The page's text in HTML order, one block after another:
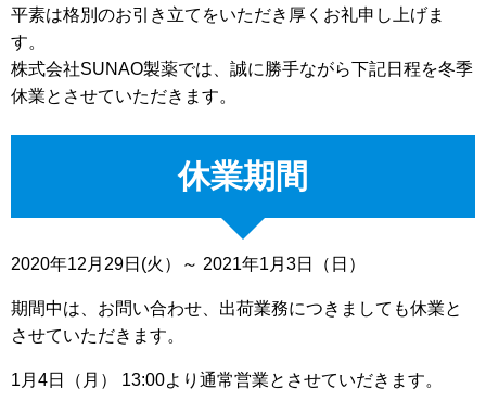
平素は格別のお引き立てをいただき厚くお礼申し上げま
す。
株式会社SUNAO製薬では、誠に勝手ながら下記日程を冬季
休業とさせていただきます。
休業期間
2020年12月29日(火）～ 2021年1月3日（日）
期間中は、お問い合わせ、出荷業務につきましても休業と
させていただきます。
1月4日（月） 13:00より通常営業とさせていだきます。